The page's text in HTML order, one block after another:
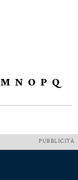
M N O P Q
PUBBLICITÀ